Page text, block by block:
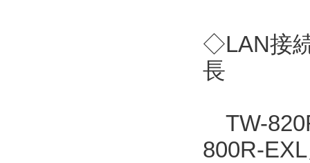
◇LAN接
長
TW-
800R-